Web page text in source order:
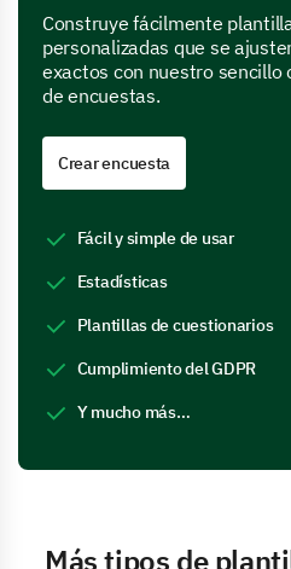
Construye fácilmente
personalizadas que se
exactos con nuestro
de encuestas.
Crear encuesta
Fácil y simple de usar
Estadísticas
Plantillas de cuestionarios
Cumplimiento del GDPR
Y mucho más…
Más tipos de